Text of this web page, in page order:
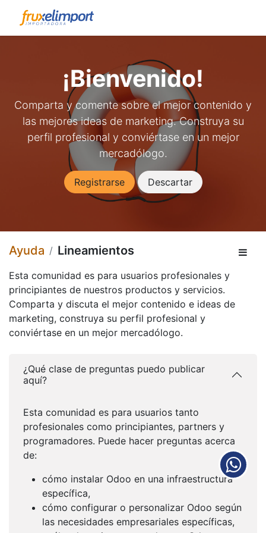
¡Bienvenido!
Comparta y comente sobre el mejor contenido y
las mejores ideas de marketing. Construya su
perfil profesional y conviértase en un mejor
mercadólogo.
Registrarse Descartar
Ayuda Lineamientos
Esta comunidad es para usuarios profesionales y
principiantes de nuestros productos y servicios.
Comparta y discuta el mejor contenido e ideas de
marketing, construya su perfil profesional y
conviértase en un mejor mercadólogo.
¿Qué clase de preguntas puedo publicar
aquí?
Esta comunidad es para usuarios tanto
profesionales como principiantes, partners y
programadores. Puede hacer preguntas acerca
de:
cómo instalar Odoo en una infraestructura
específica,
cómo configurar o personalizar Odoo según
las necesidades empresariales específicas,